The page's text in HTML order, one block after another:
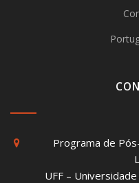
Programa de
UFF –